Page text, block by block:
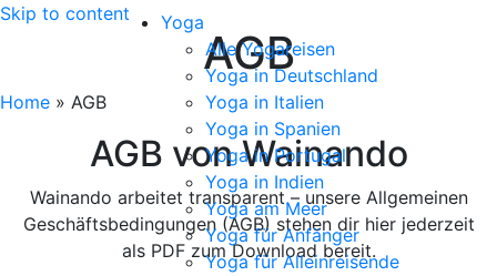
Skip to content
Yoga
Alle Yogareisen
Yoga in Deutschland
Yoga in Italien
Yoga in Spanien
Yoga in Portugal
Yoga in Indien
Yoga am Meer
Yoga für Anfänger
Yoga für Alleinreisende
AGB
Home » AGB
AGB von Wainando
Wainando arbeitet transparent – unsere Allgemeinen
Geschäftsbedingungen (AGB) stehen dir hier jederzeit
als PDF zum Download bereit.